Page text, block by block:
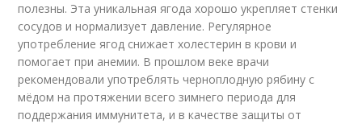
полезны. Эта уникальная ягода хорошо укрепляет стенки
сосудов и нормализует давление. Регулярное
употребление ягод снижает холестерин в крови и
помогает при анемии. В прошлом веке врачи
рекомендовали употреблять черноплодную рябину с
мёдом на протяжении всего зимнего периода для
поддержания иммунитета, и в качестве защиты от